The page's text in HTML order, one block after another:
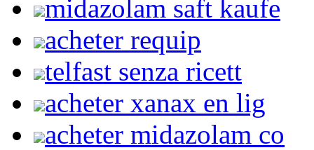
midazolam saft kaufe
acheter requip
telfast senza ricett
acheter xanax en lig
acheter midazolam co